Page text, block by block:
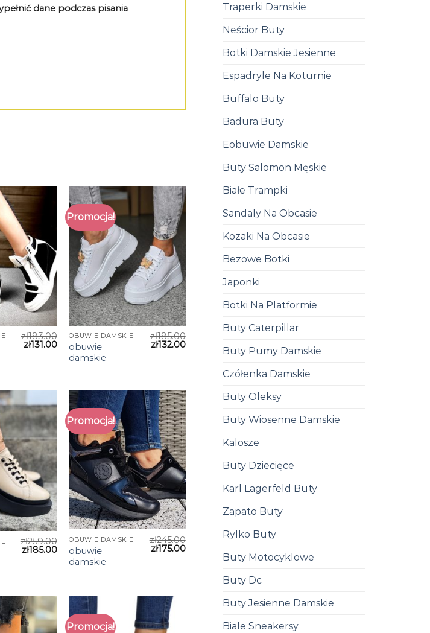
Traperki Damskie
Neścior Buty
Botki Damskie Jesienne
Espadryle Na Koturnie
Buffalo Buty
Badura Buty
Eobuwie Damskie
Buty Salomon Męskie
Białe Trampki
Sandaly Na Obcasie
Kozaki Na Obcasie
Bezowe Botki
Japonki
Botki Na Platformie
Buty Caterpillar
Buty Pumy Damskie
Czółenka Damskie
Buty Oleksy
Buty Wiosenne Damskie
Kalosze
Buty Dziecięce
Karl Lagerfeld Buty
Zapato Buty
Rylko Buty
Buty Motocyklowe
Buty Dc
Buty Jesienne Damskie
Biale Sneakersy
dane podczas pisania
zł183.00
zł131.00
Promocja!
OBUWIE DAMSKIE
obuwie
damskie
zł185.00
zł132.00
zł259.00
zł185.00
Promocja!
OBUWIE DAMSKIE
obuwie
damskie
zł245.00
zł175.00
Promocja!